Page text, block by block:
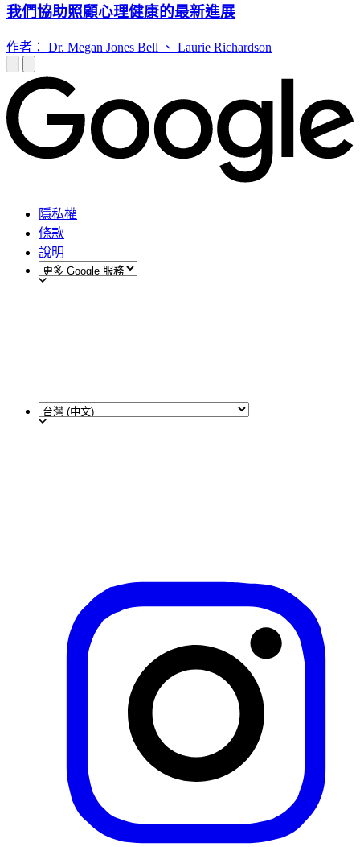
我們協助照顧心理健康的最新進展
作者： Dr. Megan Jones Bell 、 Laurie Richardson
隱私權
條款
說明